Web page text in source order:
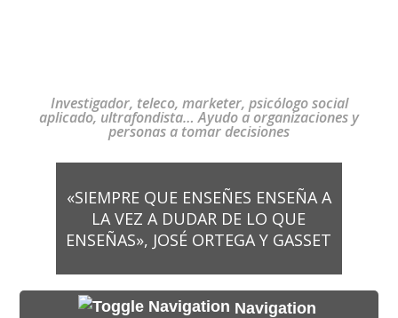
Investigador, teleco, marketer, psicólogo social
aplicado, ultrafondista… Ayudo a organizaciones y
personas a tomar decisiones
«SIEMPRE QUE ENSEÑES ENSEÑA A
LA VEZ A DUDAR DE LO QUE
ENSEÑAS», JOSÉ ORTEGA Y GASSET
Navigation